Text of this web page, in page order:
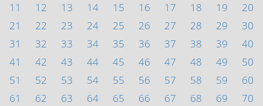
11
12 13 14 15 16 17 18 19
20
21
22 23 24 25 26 27 28 29
30
31
32 33 34 35 36 37 38 39
40
41
42 43 44 45 46 47 48 49
50
51
52 53 54 55 56 57 58 59
60
61
62 63 64 65 66 67 68 69
70